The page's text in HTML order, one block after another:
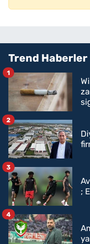
Trend Haberler
1
2
;
3
4